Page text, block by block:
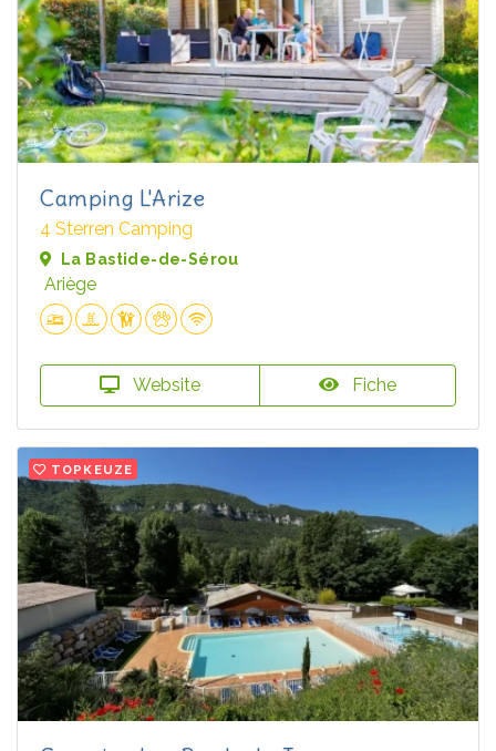
Camping L'Arize
4 Sterren Camping
La Bastide-de-Sérou
Ariège
Website Fiche
TOPKEUZE